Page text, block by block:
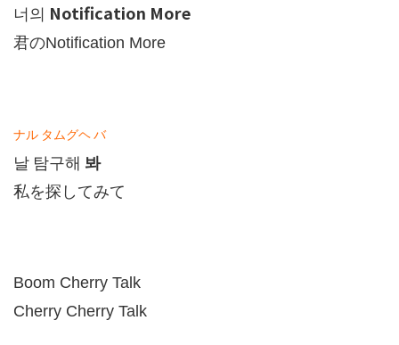
너의 Notification More
君のNotification More
ナル タムグヘバ
날 탐구해 봐
私を探してみて
Boom Cherry Talk
Cherry Cherry Talk